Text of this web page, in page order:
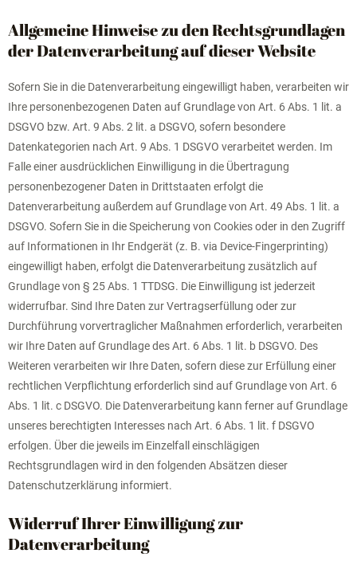
Allgemeine Hinweise zu den Rechtsgrundlagen
der Datenverarbeitung auf dieser Website
Sofern Sie in die Datenverarbeitung eingewilligt haben, verarbeiten wir
Ihre personenbezogenen Daten auf Grundlage von Art. 6 Abs. 1 lit. a
DSGVO bzw. Art. 9 Abs. 2 lit. a DSGVO, sofern besondere
Datenkategorien nach Art. 9 Abs. 1 DSGVO verarbeitet werden. Im
Falle einer ausdrücklichen Einwilligung in die Übertragung
personenbezogener Daten in Drittstaaten erfolgt die
Datenverarbeitung außerdem auf Grundlage von Art. 49 Abs. 1 lit. a
DSGVO. Sofern Sie in die Speicherung von Cookies oder in den Zugriff
auf Informationen in Ihr Endgerät (z. B. via Device-Fingerprinting)
eingewilligt haben, erfolgt die Datenverarbeitung zusätzlich auf
Grundlage von § 25 Abs. 1 TTDSG. Die Einwilligung ist jederzeit
widerrufbar. Sind Ihre Daten zur Vertragserfüllung oder zur
Durchführung vorvertraglicher Maßnahmen erforderlich, verarbeiten
wir Ihre Daten auf Grundlage des Art. 6 Abs. 1 lit. b DSGVO. Des
Weiteren verarbeiten wir Ihre Daten, sofern diese zur Erfüllung einer
rechtlichen Verpflichtung erforderlich sind auf Grundlage von Art. 6
Abs. 1 lit. c DSGVO. Die Datenverarbeitung kann ferner auf Grundlage
unseres berechtigten Interesses nach Art. 6 Abs. 1 lit. f DSGVO
erfolgen. Über die jeweils im Einzelfall einschlägigen
Rechtsgrundlagen wird in den folgenden Absätzen dieser
Datenschutzerklärung informiert.
Widerruf Ihrer Einwilligung zur
Datenverarbeitung